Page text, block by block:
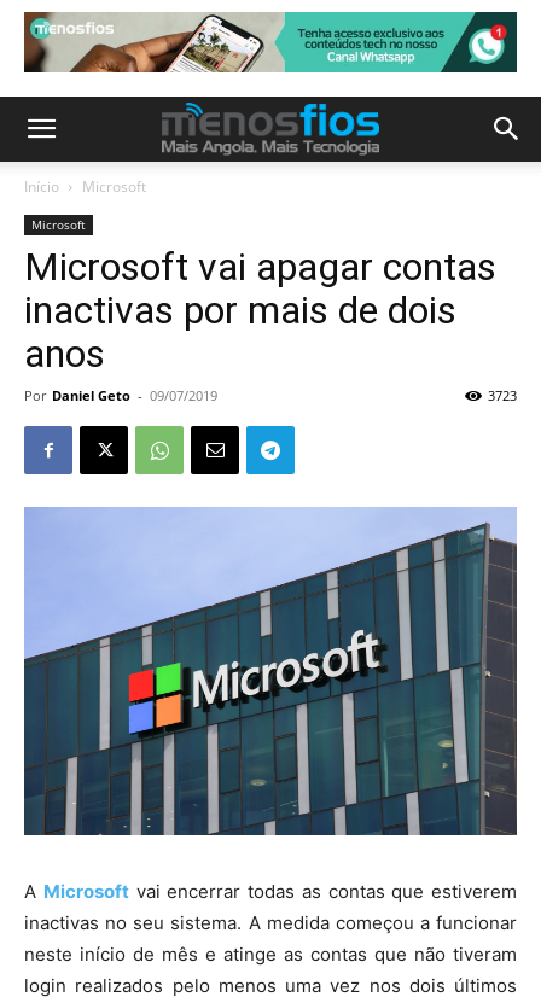
Início Microsoft
Microsoft
Microsoft vai apagar contas
inactivas por mais de dois
anos
Por Daniel Geto - 09/07/2019 3723
A Microsoftvai encerrar todas as contas que estiverem
inactivas no seu sistema. A medida começou a funcionar
neste início de mês e atinge as contas que não tiveram
login realizados pelo menos uma vez nos dois últimos